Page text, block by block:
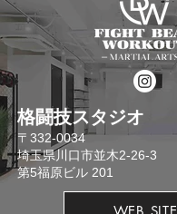
格闘技スタジオ
​〒332-0034
埼玉県川口市並木2-26-3
​第5福原ビル 201
WEB SITE